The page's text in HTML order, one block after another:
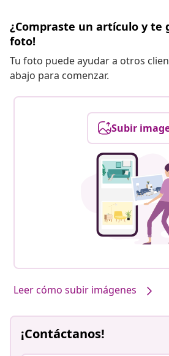
¿Compraste un artículo y te
foto!
Tu foto puede ayudar a otros
abajo para comenzar.
Subir
Leer cómo subir imágenes
¡Contáctanos!